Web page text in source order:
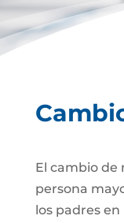
El cambio de
persona
los padres